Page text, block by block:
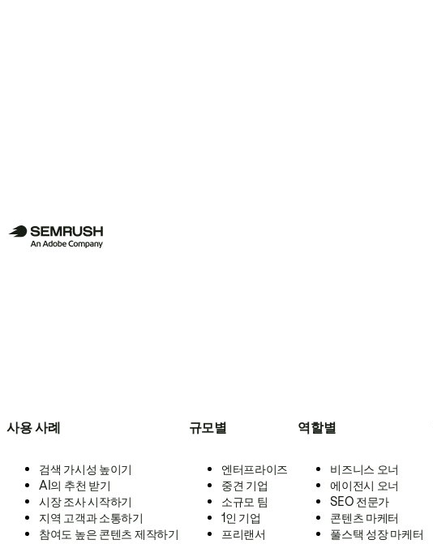
사용 사례
검색 가시성 높이기
AI의 추천 받기
시장 조사 시작하기
지역 고객과 소통하기
참여도 높은 콘텐츠 제작하기
규모별
엔터프라이즈
중견 기업
소규모 팀
1인 기업
프리랜서
역할별
비즈니스 오너
에이전시 오너
SEO 전문가
콘텐츠 마케터
풀스택 성장 마케터